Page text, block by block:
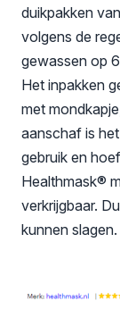
duikpakken
volgens de
gewassen op
Het inpakken
met
aanschaf is
gebruik en
Healthmask®
verkrijgbaar.
kunnen slagen.